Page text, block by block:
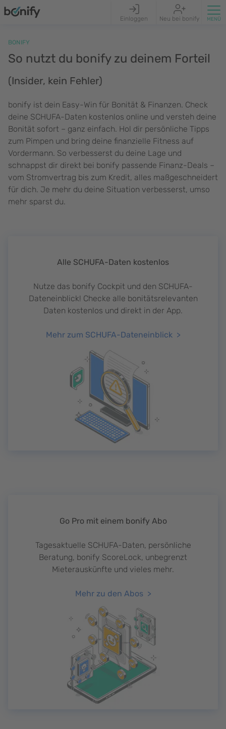
Einloggen Neu bei bonify
BONIFY
So nutzt du bonify zu deinem Forteil
(Insider, kein Fehler)
bonify ist dein Easy-Win für Bonität & Finanzen. Check
deine SCHUFA-Daten kostenlos online und versteh deine
Bonität sofort – ganz einfach. Hol dir persönliche Tipps
zum Pimpen und bring deine finanzielle Fitness auf
Vordermann. So verbesserst du deine Lage und
schnappst dir direkt bei bonify passende Finanz-Deals –
vom Stromvertrag bis zum Kredit, alles maßgeschneidert
für dich. Je mehr du deine Situation verbesserst, umso
mehr sparst du.
Alle SCHUFA-Daten kostenlos
Nutze das bonify Cockpit und den SCHUFA-
Dateneinblick! Checke alle bonitätsrelevanten
Daten kostenlos und direkt in der App.
Mehr zum SCHUFA-Dateneinblick
Go Pro mit einem bonify Abo
Tagesaktuelle SCHUFA-Daten, persönliche
Beratung, bonify ScoreLock, unbegrenzt
Mieterauskünfte und vieles mehr.
Mehr zu den Abos